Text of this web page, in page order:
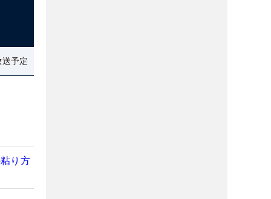
予定
り方